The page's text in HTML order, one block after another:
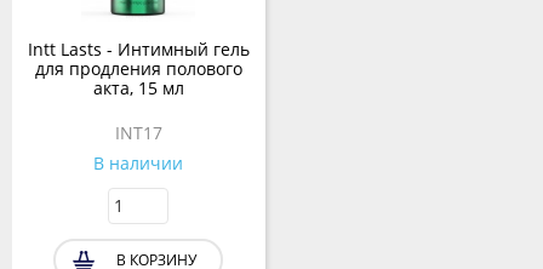
Intt Lasts - Интимный гель
для продления полового
акта, 15 мл
INT17
В наличии
В КОРЗИНУ